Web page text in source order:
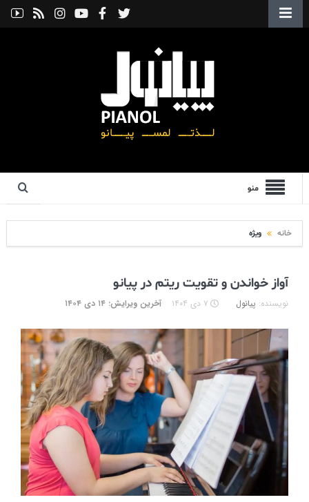
منو
خانه ویژه
آواز خواندن و تقویت ریتم در پیانو
نویسنده: پیانول ۷ دی ۱۴۰۴ آخرین ویرایش: ۱۴ دی ۱۴۰۴